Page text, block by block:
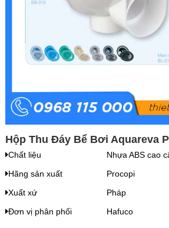
Hộp Thu Đáy Bể Bơi Aquareva
Chất liệu
Nhựa ABS cao
Hãng sản xuất
Procopi
Xuất xứ
Pháp
Đơn vị phân phối
Hafuco